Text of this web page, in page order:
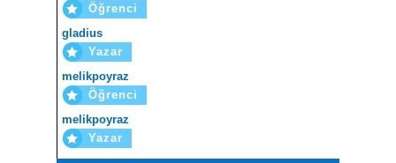
Öğrenci
gladius
Yazar
melikpoyraz
Öğrenci
melikpoyraz
Yazar